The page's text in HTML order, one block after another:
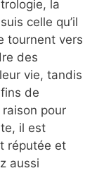
la
celle qu’il
tournent vers
des
vie, tandis
de
pour
il est
réputée et
aussi